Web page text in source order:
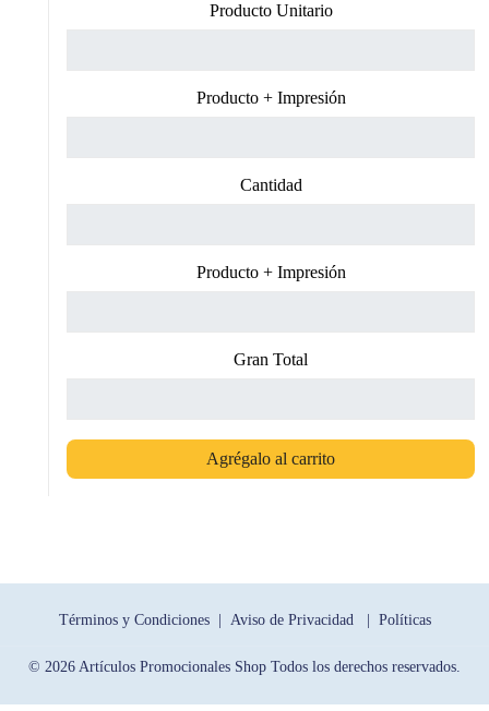
Producto Unitario
Producto + Impresión
Cantidad
Producto + Impresión
Gran Total
Agrégalo al carrito
Términos y Condiciones | Aviso de Privacidad | Políticas
© 2026 Artículos Promocionales Shop Todos los derechos reservados.